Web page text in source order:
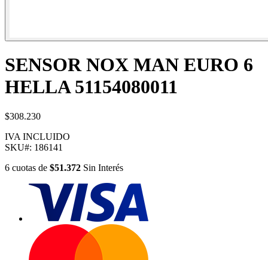
SENSOR NOX MAN EURO 6
HELLA 51154080011
$308.230
IVA INCLUIDO
SKU#: 186141
6 cuotas de $51.372 Sin Interés